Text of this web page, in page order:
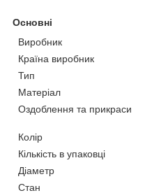
Основні
Виробник
Країна виробник
Тип
Матеріал
Оздоблення та прикраси
Колір
Кількість в упаковці
Діаметр
Стан